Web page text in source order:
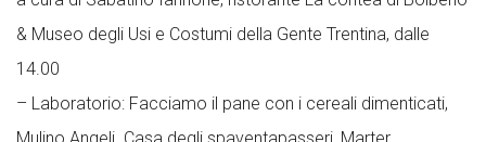
& Museo degli Usi e Costumi della Gente Trentina, dalle
14.00
– Laboratorio: Facciamo il pane con i cereali dimenticati,